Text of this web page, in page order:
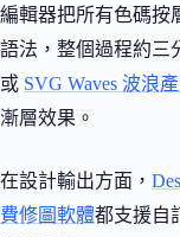
編輯器把所有色碼按
語法，整個過程約三
或 SVG Waves 波浪
漸層效果。
在設計輸出方面，
費修圖軟體都支援自